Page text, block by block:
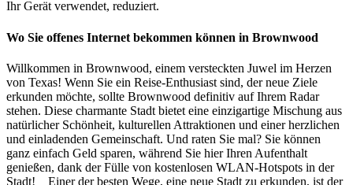
Ihr Gerät verwendet, reduziert.
Wo Sie offenes Internet bekommen können in Brownwood
Willkommen in Brownwood, einem versteckten Juwel im Herzen
von Texas! Wenn Sie ein Reise-Enthusiast sind, der neue Ziele
erkunden möchte, sollte Brownwood definitiv auf Ihrem Radar
stehen. Diese charmante Stadt bietet eine einzigartige Mischung aus
natürlicher Schönheit, kulturellen Attraktionen und einer herzlichen
und einladenden Gemeinschaft. Und raten Sie mal? Sie können
ganz einfach Geld sparen, während Sie hier Ihren Aufenthalt
genießen, dank der Fülle von kostenlosen WLAN-Hotspots in der
Stadt! Einer der besten Wege, eine neue Stadt zu erkunden, ist der